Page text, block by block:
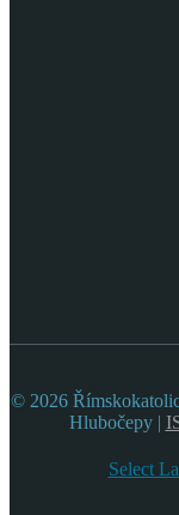
© 2026
Hlubočepy |
Select